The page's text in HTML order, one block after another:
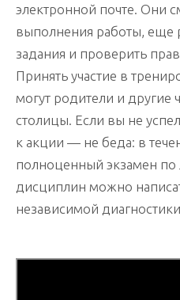
электронной почте. Они
выполнения работы, еще
задания и проверить
Принять участие в
могут родители и
столицы. Если вы не
к акции — не беда: в
полноценный экзамен
дисциплин можно
независимой